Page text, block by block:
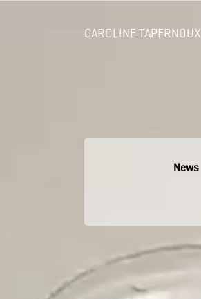
CAROLINE TAPERNOUX
News